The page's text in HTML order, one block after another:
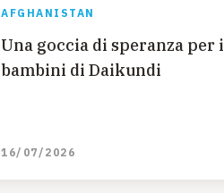
AFGHANISTAN
Una goccia di speranza per i
bambini di Daikundi
16/07/2026